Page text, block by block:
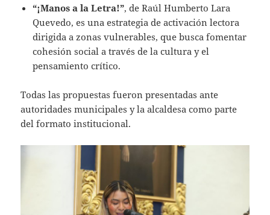
“¡Manos a la Letra!”, de Raúl Humberto Lara
Quevedo, es una estrategia de activación lectora
dirigida a zonas vulnerables, que busca fomentar
cohesión social a través de la cultura y el
pensamiento crítico.
Todas las propuestas fueron presentadas ante
autoridades municipales y la alcaldesa como parte
del formato institucional.